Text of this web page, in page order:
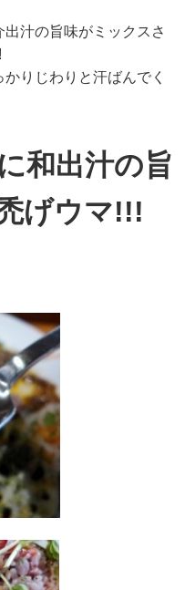
汁の旨味がミックスさ
りじわりと汗ばんでく
和出汁の旨
げウマ!!!